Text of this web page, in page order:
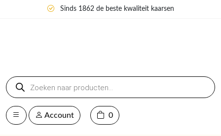
Sinds 1862 de beste kwaliteit kaarsen
Producten
zoeken
Account 0